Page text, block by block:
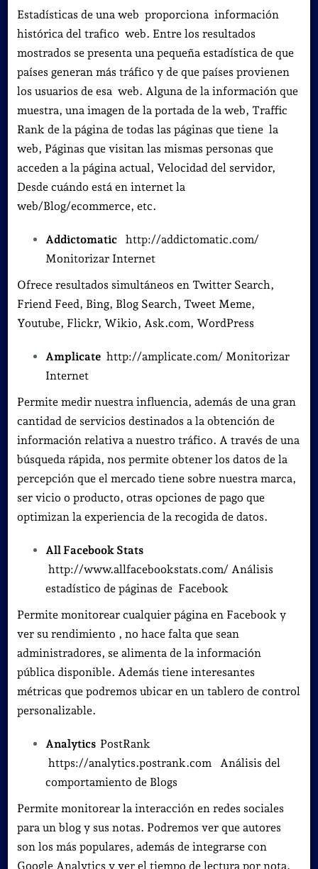
Estadísticas de una web proporciona información
histórica del trafico web. Entre los resultados
mostrados se presenta una pequeña estadística de que
países generan más tráfico y de que países provienen
los usuarios de esa web. Alguna de la información que
muestra, una imagen de la portada de la web, Traffic
Rank de la página de todas las páginas que tiene la
web, Páginas que visitan las mismas personas que
acceden a la página actual, Velocidad del servidor,
Desde cuándo está en internet la
web/Blog/ecommerce, etc.
Addictomatichttp://addictomatic.com/
Monitorizar Internet
Ofrece resultados simultáneos en Twitter Search,
Friend Feed, Bing, Blog Search, Tweet Meme,
Youtube, Flickr, Wikio, Ask.com, WordPress
Amplicatehttp://amplicate.com/ Monitorizar
Internet
Permite medir nuestra influencia, además de una gran
cantidad de servicios destinados a la obtención de
información relativa a nuestro tráfico. A través de una
búsqueda rápida, nos permite obtener los datos de la
percepción que el mercado tiene sobre nuestra marca,
ser vicio o producto, otras opciones de pago que
optimizan la experiencia de la recogida de datos.
All Facebook Stats
http://www.allfacebookstats.com/ Análisis
estadístico de páginas de Facebook
Permite monitorear cualquier página en Facebook y
ver su rendimiento , no hace falta que sean
administradores, se alimenta de la información
pública disponible. Además tiene interesantes
métricas que podremos ubicar en un tablero de control
personalizable.
Analytics PostRank
https://analytics.postrank.com Análisis del
comportamiento de Blogs
Permite monitorear la interacción en redes sociales
para un blog y sus notas. Podremos ver que autores
son los más populares, además de integrarse con
Google Analytics y ver el tiempo de lectura por nota,